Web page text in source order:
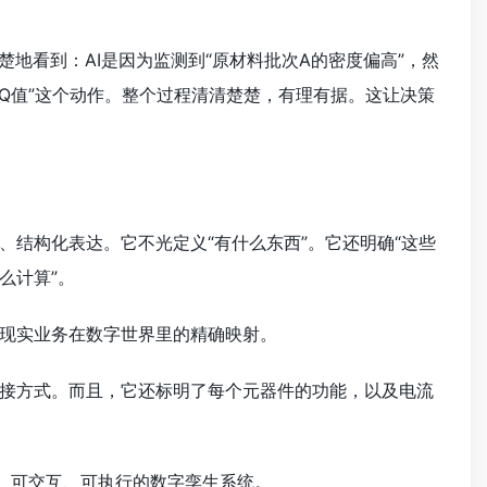
看到：AI是因为监测到“原材料批次A的密度偏高”，然
值”这个动作。整个过程清清楚楚，有理有据。这让决策
构化表达。它不光定义“有什么东西”。它还明确“这些
计算”。
业务在数字世界里的精确映射。
方式。而且，它还标明了每个元器件的功能，以及电流
交互、可执行的数字孪生系统。